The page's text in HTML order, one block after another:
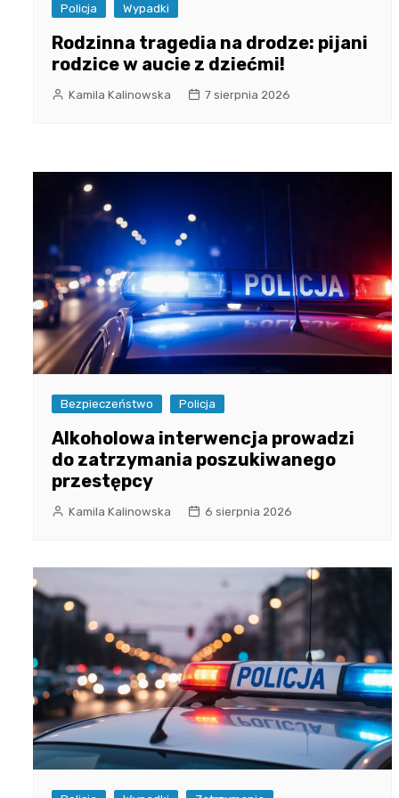
Policja Wypadki
Rodzinna tragedia na drodze: pijani
rodzice w aucie z dziećmi!
Kamila Kalinowska 7 sierpnia 2026
Bezpieczeństwo Policja
Alkoholowa interwencja prowadzi
do zatrzymania poszukiwanego
przestępcy
Kamila Kalinowska 6 sierpnia 2026